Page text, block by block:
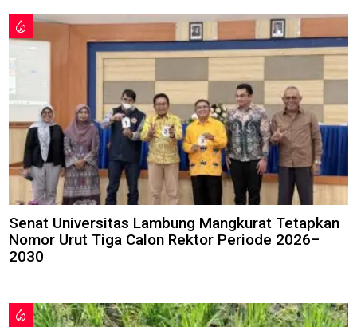
Senat Universitas Lambung Mangkurat Tetapkan
Nomor Urut Tiga Calon Rektor Periode 2026–
2030